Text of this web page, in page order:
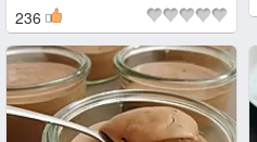
236